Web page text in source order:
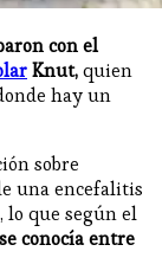
con el
Knut,quien
hay un
sobre
una encefalitis
lo que según el
conocía entre